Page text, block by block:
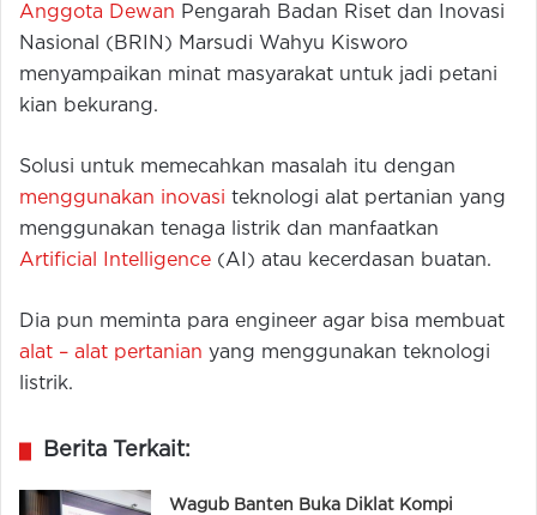
Anggota Dewan Pengarah Badan Riset dan Inovasi
Nasional (BRIN) Marsudi Wahyu Kisworo
menyampaikan minat masyarakat untuk jadi petani
kian bekurang.
Solusi untuk memecahkan masalah itu dengan
menggunakan inovasi teknologi alat pertanian yang
menggunakan tenaga listrik dan manfaatkan
Artificial Intelligence (AI) atau kecerdasan buatan.
Dia pun meminta para engineer agar bisa membuat
alat – alat pertanian yang menggunakan teknologi
listrik.
Berita Terkait:
Wagub Banten Buka Diklat Kompi